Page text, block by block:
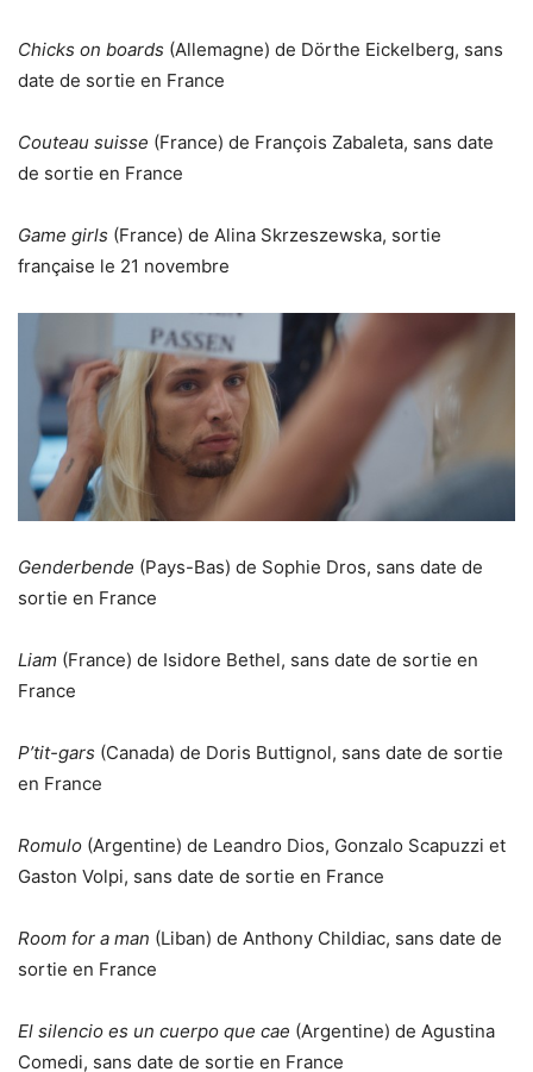
Chicks on boards (Allemagne) de Dörthe Eickelberg, sans
date de sortie en France
Couteau suisse (France) de François Zabaleta, sans date
de sortie en France
Game girls (France) de Alina Skrzeszewska, sortie
française le 21 novembre
Genderbende (Pays-Bas) de Sophie Dros, sans date de
sortie en France
Liam (France) de Isidore Bethel, sans date de sortie en
France
P’tit-gars (Canada) de Doris Buttignol, sans date de sortie
en France
Romulo (Argentine) de Leandro Dios, Gonzalo Scapuzzi et
Gaston Volpi, sans date de sortie en France
Room for a man (Liban) de Anthony Childiac, sans date de
sortie en France
El silencio es un cuerpo que cae (Argentine) de Agustina
Comedi, sans date de sortie en France